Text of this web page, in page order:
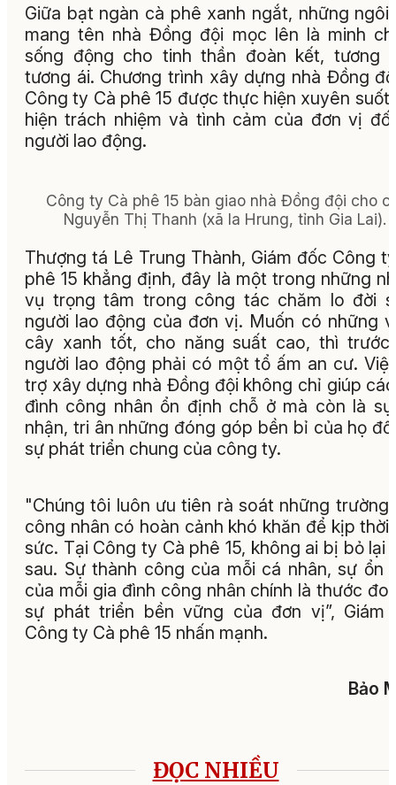
Giữa bạt ngàn cà phê xanh ngắt, những ngôi
mang tên nhà Đồng đội mọc lên là minh
sống động cho tinh thần đoàn kết, tương
tương ái. Chương trình xây dựng nhà Đồng
Công ty Cà phê 15 được thực hiện xuyên
hiện trách nhiệm và tình cảm của đơn vị
người lao động.
Công ty Cà phê 15 bàn giao nhà Đồng đội cho
Nguyễn Thị Thanh (xã Ia Hrung, tỉnh Gia Lai).
Thượng tá Lê Trung Thành, Giám đốc Công
phê 15 khẳng định, đây là một trong những
vụ trọng tâm trong công tác chăm lo đời
người lao động của đơn vị. Muốn có những
cây xanh tốt, cho năng suất cao, thì trước
người lao động phải có một tổ ấm an cư.
trợ xây dựng nhà Đồng đội không chỉ giúp
đình công nhân ổn định chỗ ở mà còn là
nhận, tri ân những đóng góp bền bỉ của họ
sự phát triển chung của công ty.
"Chúng tôi luôn ưu tiên rà soát những trường
công nhân có hoàn cảnh khó khăn để kịp thời
sức. Tại Công ty Cà phê 15, không ai bị bỏ lại
sau. Sự thành công của mỗi cá nhân, sự ổn
của mỗi gia đình công nhân chính là thước đo
sự phát triển bền vững của đơn vị”, Giám
Công ty Cà phê 15 nhấn mạnh.
Bảo
ĐỌC NHIỀU